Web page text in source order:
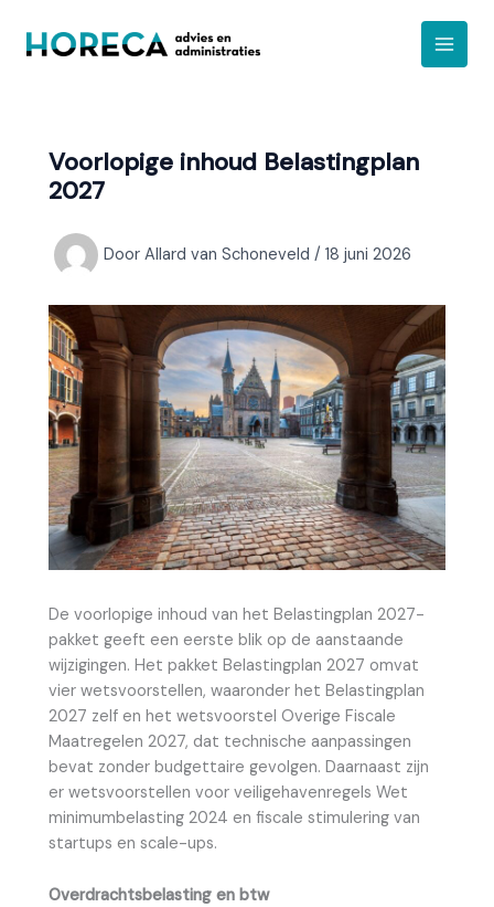
naar
Voorlopige inhoud Belastingplan
2027
Door Allard van Schoneveld / 18 juni 2026
De voorlopige inhoud van het Belastingplan 2027-
pakket geeft een eerste blik op de aanstaande
wijzigingen. Het pakket Belastingplan 2027 omvat
vier wetsvoorstellen, waaronder het Belastingplan
2027 zelf en het wetsvoorstel Overige Fiscale
Maatregelen 2027, dat technische aanpassingen
bevat zonder budgettaire gevolgen. Daarnaast zijn
er wetsvoorstellen voor veiligehavenregels Wet
minimumbelasting 2024 en fiscale stimulering van
startups en scale-ups.
Overdrachtsbelasting en btw